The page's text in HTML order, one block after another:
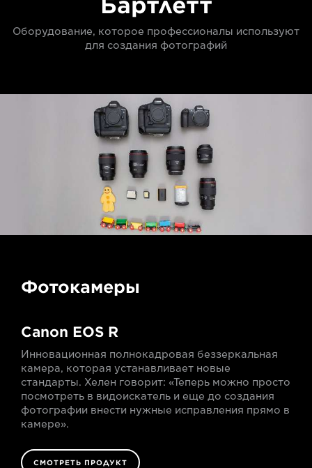
Оборудование, которое профессионалы используют
для создания фотографий
Фотокамеры
Canon EOS R
Инновационная полнокадровая беззеркальная
камера, которая устанавливает новые
стандарты. Хелен говорит: «Теперь можно просто
посмотреть в видоискатель и еще до создания
фотографии внести нужные исправления прямо в
камере».
СМОТРЕТЬ ПРОДУКТ